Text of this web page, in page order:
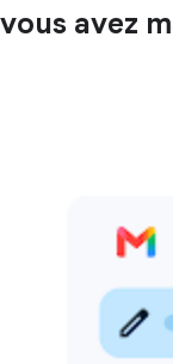
vous avez